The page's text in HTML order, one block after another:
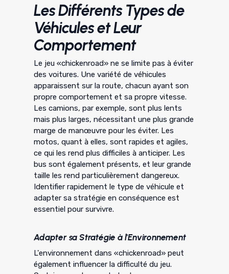
Les Différents Types de
Véhicules et Leur
Comportement
Le jeu «chickenroad» ne se limite pas à éviter
des voitures. Une variété de véhicules
apparaissent sur la route, chacun ayant son
propre comportement et sa propre vitesse.
Les camions, par exemple, sont plus lents
mais plus larges, nécessitant une plus grande
marge de manœuvre pour les éviter. Les
motos, quant à elles, sont rapides et agiles,
ce qui les rend plus difficiles à anticiper. Les
bus sont également présents, et leur grande
taille les rend particulièrement dangereux.
Identifier rapidement le type de véhicule et
adapter sa stratégie en conséquence est
essentiel pour survivre.
Adapter sa Stratégie à l'Environnement
L'environnement dans «chickenroad» peut
également influencer la difficulté du jeu.